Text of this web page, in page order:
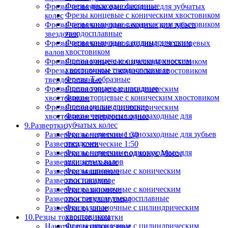
Фрезы червячные однозаходные для зубчатых
колес
Фрезы червячные однозаходные для зубьев
звездочек
Фрезы червячные однозаходные для шлицевых
валов
Фрезы шпоночные с коническим хвостовиком
Фрезы шпоночные с коническим хвостовиком
твердосплавные
Фрезы шпоночные с цилиндрическим
хвостовиком
Фрезы шпоночные с цилиндрическим
хвостовиком твердосплавные
9.Развертки
Развертки конические 1:30
Развертки конические 1:50
Развертки конические под конус Морзе
Развертки котельные
Развертки машинные
Развертки насадные
Развертки разжимные
Развертки регулируемые
Развертки ручные
10.Резцы токарные, накатки
Накатки и ролики к ним
Фрезы дисковые фасонные
Фрезы концевые с коническим хвостовиком
Фрезы концевые с коническим хвостовиком
твердосплавные
Фрезы концевые с цилиндрическим
хвостовиком
Фрезы концевые с цилиндрическим
хвостовиком твердосплавные
Фрезы Т-образные
Фрезы торцевые насадные
Фрезы торцевые с коническим хвостовиком
Фрезы цилиндрические
Фрезы червячные однозаходные для
зубчатых колес
Фрезы червячные однозаходные для зубьев
звездочек
Фрезы червячные однозаходные для
шлицевых валов
Фрезы шпоночные с коническим
хвостовиком
Фрезы шпоночные с коническим
хвостовиком твердосплавные
Фрезы шпоночные с цилиндрическим
хвостовиком
Фрезы шпоночные с цилиндрическим